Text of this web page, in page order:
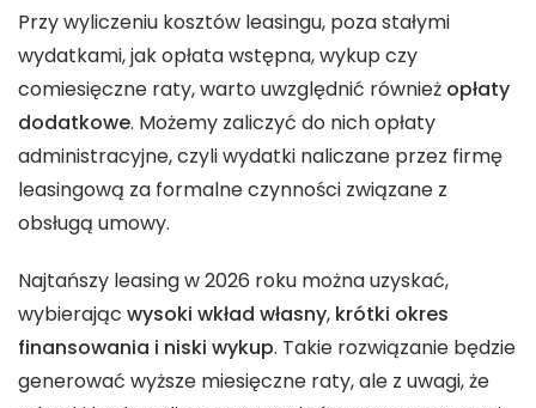
Przy wyliczeniu kosztów leasingu, poza stałymi
wydatkami, jak opłata wstępna, wykup czy
comiesięczne raty, warto uwzględnić również opłaty
dodatkowe. Możemy zaliczyć do nich opłaty
administracyjne, czyli wydatki naliczane przez firmę
leasingową za formalne czynności związane z
obsługą umowy.
Najtańszy leasing w 2026 roku można uzyskać,
wybierając wysoki wkład własny, krótki okres
finansowania i niski wykup. Takie rozwiązanie będzie
generować wyższe miesięczne raty, ale z uwagi, że